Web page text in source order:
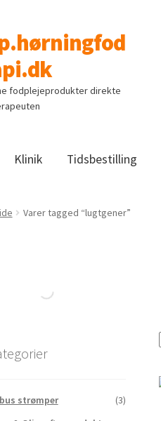
fodplejeprodukter direkte
Klinik Tidsbestilling
Varer tagged “lugtgener”
strømper
(3)